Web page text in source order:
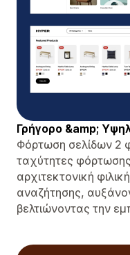
Γρήγορο &amp;
Φόρτωση σελίδων 2
ταχύτητες
αρχιτεκτονική
αναζήτησης,
βελτιώνοντας την